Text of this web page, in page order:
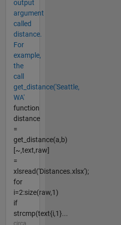
output
argument
called
distance.
For
example,
the
call
get_distance('Seattle,
WA'
function
distance
=
get_distance(a,b)
[~,text,raw]
=
xlsread('Distances.xlsx');
for
i=2:size(raw,1)
if
strcmp(text{i,1}...